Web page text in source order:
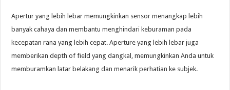
Apertur yang lebih lebar memungkinkan sensor menangkap lebih
banyak cahaya dan membantu menghindari keburaman pada
kecepatan rana yang lebih cepat. Aperture yang lebih lebar juga
memberikan depth of field yang dangkal, memungkinkan Anda untuk
memburamkan latar belakang dan menarik perhatian ke subjek.